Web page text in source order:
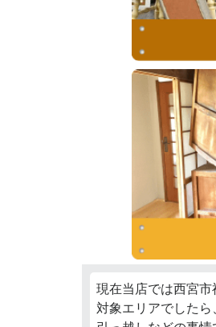
現在当店では西宮市
対象エリアでした